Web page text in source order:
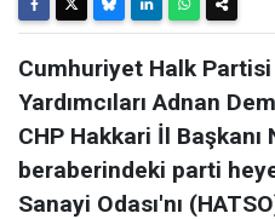
Cumhuriyet Halk
Yardımcıları Adnan
CHP Hakkari İl Başkanı
beraberindeki parti
Sanayi Odası'nı